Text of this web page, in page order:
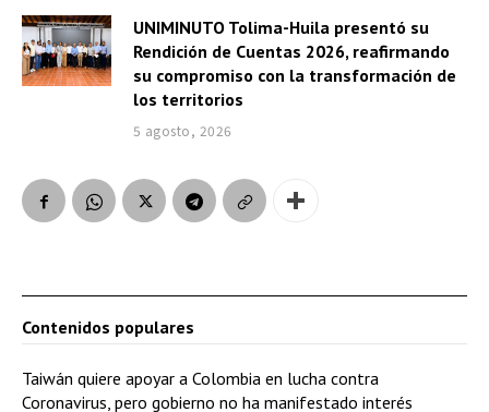
UNIMINUTO Tolima-Huila presentó su
Rendición de Cuentas 2026, reafirmando
su compromiso con la transformación de
los territorios
5 agosto, 2026
Contenidos populares
Taiwán quiere apoyar a Colombia en lucha contra
Coronavirus, pero gobierno no ha manifestado interés